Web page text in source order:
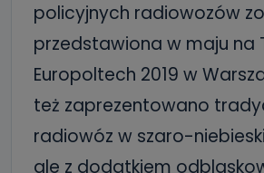
policyjnych radiowozów
przedstawiona w maju na
Europoltech 2019 w
też zaprezentowano
radiowóz w szaro-
ale z dodatkiem